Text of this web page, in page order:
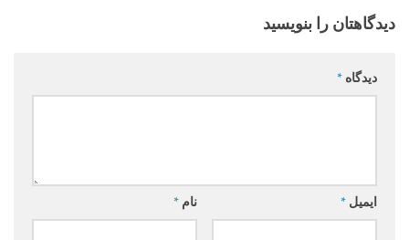
دیدگاهتان را بنویسید
دیدگاه *
نام * ایمیل *